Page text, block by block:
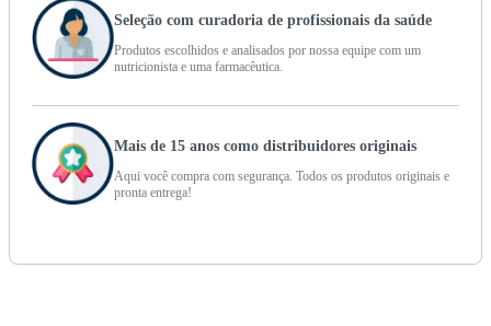
Seleção com curadoria de profissionais da saúde
Produtos escolhidos e analisados por nossa equipe com um
nutricionista e uma farmacêutica.
Mais de 15 anos como distribuidores originais
Aqui você compra com segurança. Todos os produtos originais e
pronta entrega!